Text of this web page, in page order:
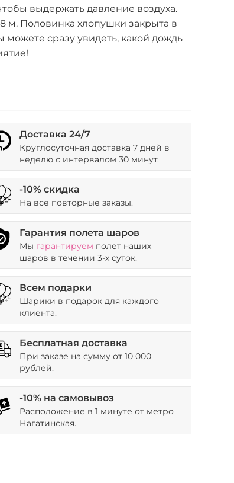
выдержать давление воздуха.
м. Половинка хлопушки закрыта в
сразу увидеть, какой дождь
Доставка 24/7
Круглосуточная доставка 7 дней в
неделю с интервалом 30 минут.
-10% скидка
На все повторные заказы.
Гарантия полета шаров
Мы гарантируем полет наших
шаров в течении 3-х суток.
Всем подарки
Шарики в подарок для каждого
клиента.
Бесплатная доставка
При заказе на сумму от 10 000
рублей.
-10% на самовывоз
Расположение в 1 минуте от метро
Нагатинская.